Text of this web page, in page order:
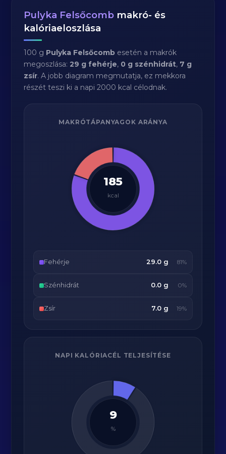
Pulyka Felsőcomb makró- és
kalóriaeloszlása
100 g Pulyka Felsőcomb esetén a makrók
megoszlása:29 g fehérje, 0 g szénhidrát, 7 g
zsír. A jobb diagram megmutatja, ez mekkora
részét teszi ki a napi 2000 kcal célodnak.
MAKRÓTÁPANYAGOK ARÁNYA
185
kcal
Fehérje 29.0 g 81%
Szénhidrát 0.0 g 0%
Zsír 7.0 g 19%
NAPI KALÓRIACÉL TELJESÍTÉSE
9
%